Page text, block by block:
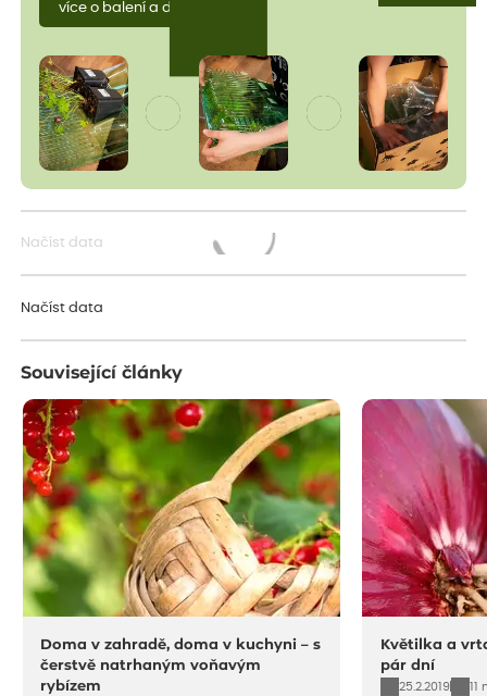
více o balení a dopravě
Načíst data
Načíst data
Související články
Doma v zahradě, doma v kuchyni – s
čerstvě natrhaným voňavým
rybízem
Květilka a
pár dní
25.2.2019